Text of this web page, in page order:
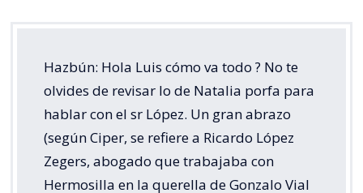
Hazbún: Hola Luis cómo va todo ? No te
olvides de revisar lo de Natalia porfa para
hablar con el sr López. Un gran abrazo
(según Ciper, se refiere a Ricardo López
Zegers, abogado que trabajaba con
Hermosilla en la querella de Gonzalo Vial